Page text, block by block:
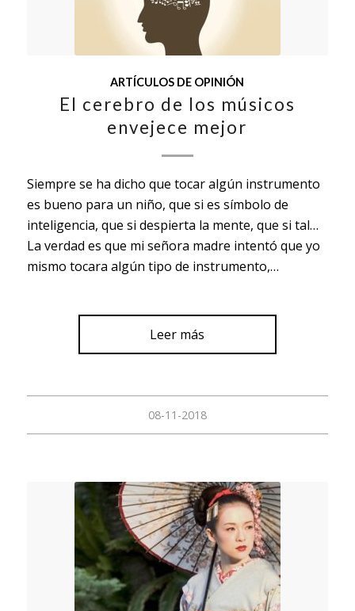
ARTÍCULOS DE OPINIÓN
El cerebro de los músicos
envejece mejor
Siempre se ha dicho que tocar algún instrumento
es bueno para un niño, que si es símbolo de
inteligencia, que si despierta la mente, que si tal…
La verdad es que mi señora madre intentó que yo
mismo tocara algún tipo de instrumento,…
Leer más
08-11-2018